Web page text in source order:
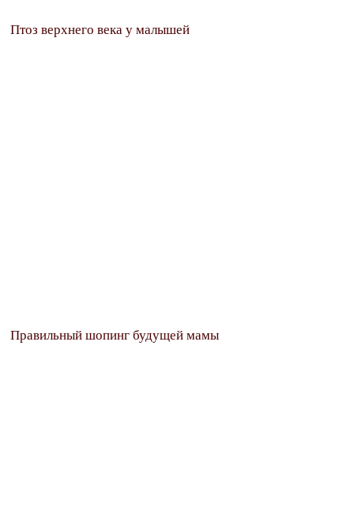
Птоз верхнего века у малышей
Правильный шопинг будущей мамы